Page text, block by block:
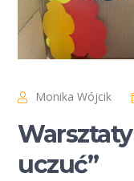
Monika Wójcik
uczuć”